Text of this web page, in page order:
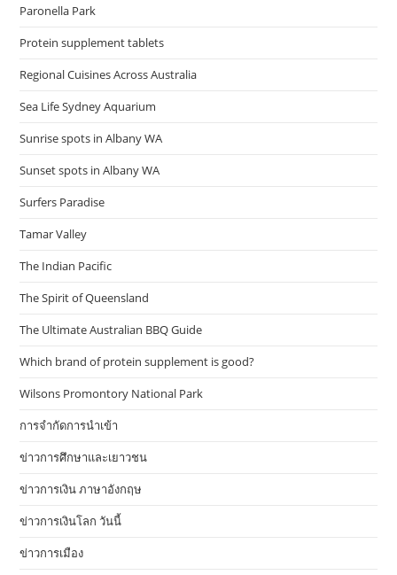
Paronella Park
Protein supplement tablets
Regional Cuisines Across Australia
Sea Life Sydney Aquarium
Sunrise spots in Albany WA
Sunset spots in Albany WA
Surfers Paradise
Tamar Valley
The Indian Pacific
The Spirit of Queensland
The Ultimate Australian BBQ Guide
Which brand of protein supplement is good?
Wilsons Promontory National Park
การจำกัดการนำเข้า
ข่าวการศึกษาและเยาวชน
ข่าวการเงิน ภาษาอังกฤษ
ข่าวการเงินโลก วันนี้
ข่าวการเมือง